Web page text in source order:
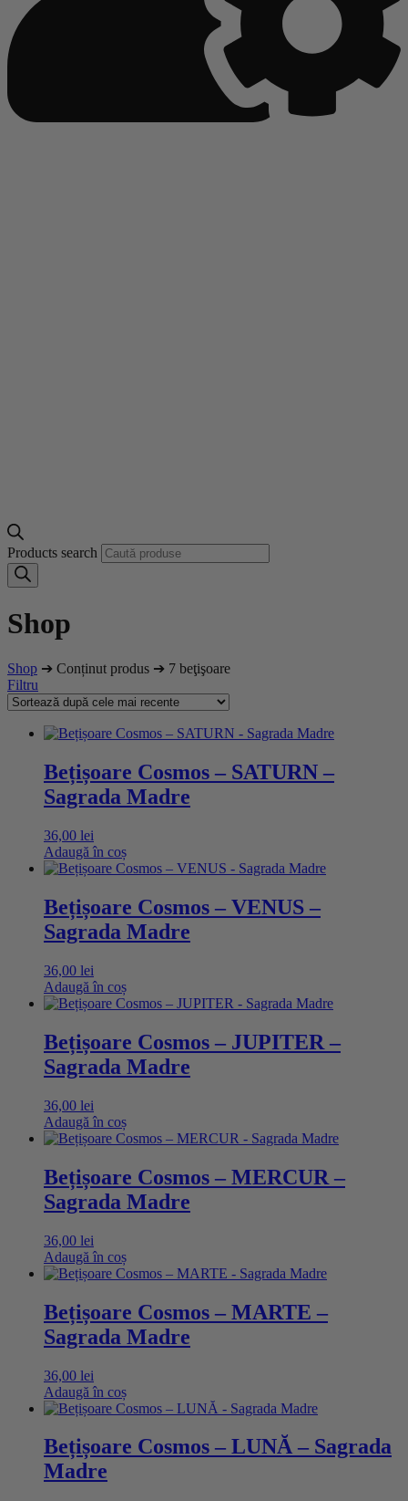
Products search
Shop
Shop ➔ Conținut produs ➔ 7 beţişoare
Filtru
Bețișoare Cosmos – SATURN –
Sagrada Madre
36,00 lei
Adaugă în coș
Bețișoare Cosmos – VENUS –
Sagrada Madre
36,00 lei
Adaugă în coș
Bețișoare Cosmos – JUPITER –
Sagrada Madre
36,00 lei
Adaugă în coș
Bețișoare Cosmos – MERCUR –
Sagrada Madre
36,00 lei
Adaugă în coș
Bețișoare Cosmos – MARTE –
Sagrada Madre
36,00 lei
Adaugă în coș
Bețișoare Cosmos – LUNĂ – Sagrada
Madre